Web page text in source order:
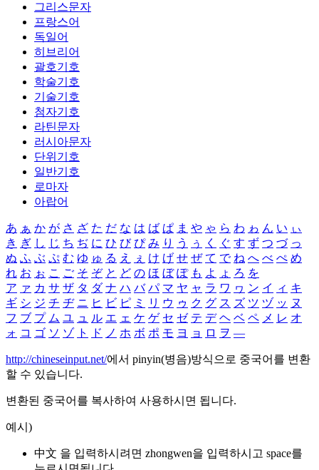
그리스문자
프랑스어
독일어
히브리어
괄호기호
학술기호
기술기호
첨자기호
라틴문자
러시아문자
단위기호
일반기호
로마자
아랍어
あ ぁ か が さ ざ た だ な は ば ぱ ま や ゃ ら わ ゎ ん い ぃ
き ぎ し じ ち ぢ に ひ び ぴ み り う ぅ く ぐ す ず つ づ っ
ぬ ふ ぶ ぷ む ゆ ゅ る え ぇ け げ せ ぜ て で ね へ べ ぺ め
れ お ぉ こ ご そ ぞ と ど の ほ ぼ ぽ も よ ょ ろ を
ア ァ カ サ ザ タ ダ ナ ハ バ パ マ ヤ ャ ラ ワ ヮ ン イ ィ キ
ギ シ ジ チ ヂ ニ ヒ ビ ピ ミ リ ウ ゥ ク グ ス ズ ツ ヅ ッ ヌ
フ ブ プ ム ユ ュ ル エ ェ ケ ゲ セ ゼ テ デ ヘ ベ ペ メ レ オ
ォ コ ゴ ソ ゾ ト ド ノ ホ ボ ポ モ ヨ ョ ロ ヲ ―
http://chineseinput.net/에서 pinyin(병음)방식으로 중국어를 변환
할 수 있습니다.
변환된 중국어를 복사하여 사용하시면 됩니다.
예시)
中文 을 입력하시려면 zhongwen을 입력하시고 space를